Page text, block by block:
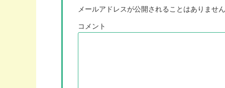
メールアドレスが公開されることはありませ
コメント